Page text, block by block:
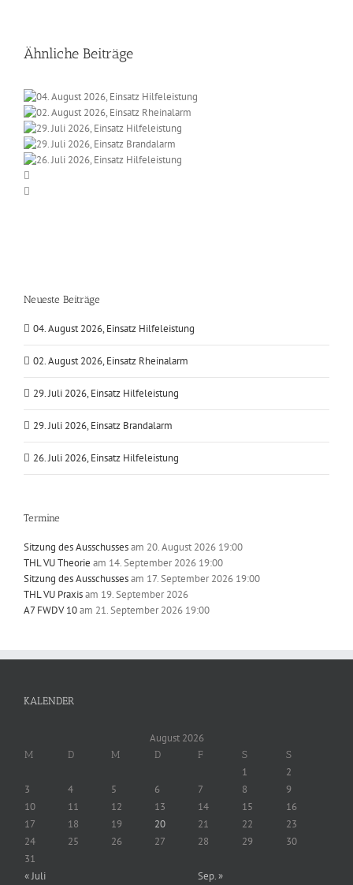
Ähnliche Beiträge
Neueste Beiträge
04. August 2026, Einsatz Hilfeleistung
02. August 2026, Einsatz Rheinalarm
29. Juli 2026, Einsatz Hilfeleistung
29. Juli 2026, Einsatz Brandalarm
26. Juli 2026, Einsatz Hilfeleistung
Termine
Sitzung des Ausschussesam 20. August 2026 19:00
THL VU Theorie am 14. September 2026 19:00
Sitzung des Ausschussesam 17. September 2026 19:00
THL VU Praxisam 19. September 2026
A7 FWDV 10am 21. September 2026 19:00
KALENDER
August 2026
M D M D F S S
1
2
3
4 5 6 7 8
9
10
11 12 13 14 15
16
17
18 19 20 21 22
23
24
25 26 27 28 29
30
31
« Juli
Sep. »